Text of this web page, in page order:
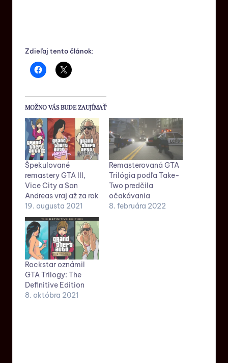
Zdieľaj tento článok:
MOŽNO VÁS BUDE ZAUJÍMAŤ
Špekulované
remastery GTA III,
Vice City a San
Andreas vraj až za rok
19. augusta 2021
Remasterovaná GTA
Trilógia podľa Take-
Two predčila
očakávania
8. februára 2022
Rockstar oznámil
GTA Trilogy: The
Definitive Edition
8. októbra 2021